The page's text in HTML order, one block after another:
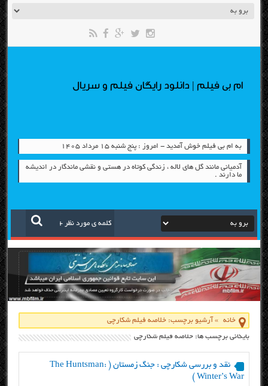
ام بی فیلم | دانلود رایگان فیلم و سریال
به ام بی فیلم خوش آمدید - امروز : پنج شنبه ۱۵ مرداد ۱۴۰۵
آدمیانی مانند گل های لاله ، زندگی کوتاه در هستی و نقشی ماندگار در اندیشه
ما دارند .
خانه » آرشیو برچسب: خلاصه فیلم شکارچی
بایگانی برچسب ها: خلاصه فیلم شکارچی
نقد و بررسی شکارچی : جنگ زمستان ( The Huntsman:
Winter’s War )